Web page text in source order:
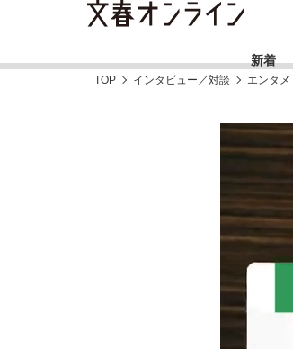
新着
TOP インタビュー／対談 エンタメ